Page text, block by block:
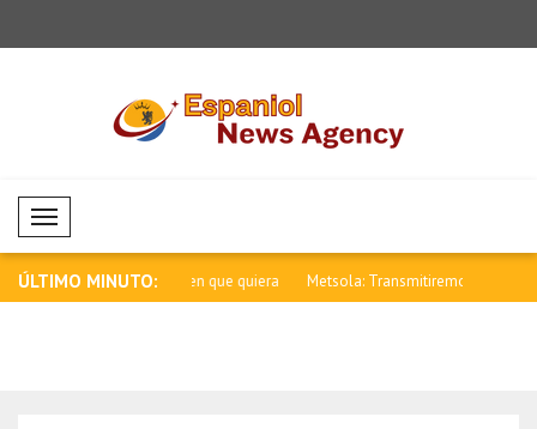
Mobil Menü
ÚLTIMO MINUTO:
es alguien que quiera Metsola: Transmitiremos nuestra